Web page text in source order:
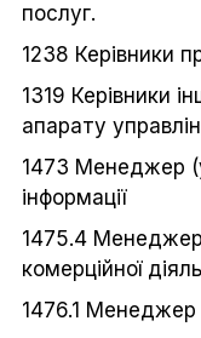
послуг.
1238 Керівники
1319 Керівники
апарату
1473 Менеджер
інформації
1475.4
комерційної
1476.1 Менеджер